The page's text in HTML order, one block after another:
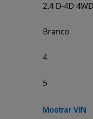
2.4 D-4D
Branco
4
5
Mostrar VIN